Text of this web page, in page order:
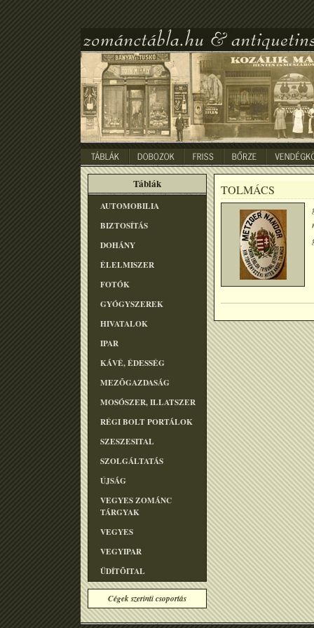
Táblák
AUTOMOBILIA
BIZTOSÍTÁS
DOHÁNY
ÉLELMISZER
FOTÓK
GYÓGYSZEREK
HIVATALOK
IPAR
KÁVÉ, ÉDESSÉG
MEZÕGAZDASÁG
MOSÓSZER, ILLATSZER
RÉGI BOLT PORTÁLOK
SZESZESITAL
SZOLGÁLTATÁS
ÚJSÁG
VEGYES ZOMÁNC
TÁRGYAK
VEGYES
VEGYIPAR
ÜDÍTÕITAL
Cégek szerinti csoportás
TOLMÁCS